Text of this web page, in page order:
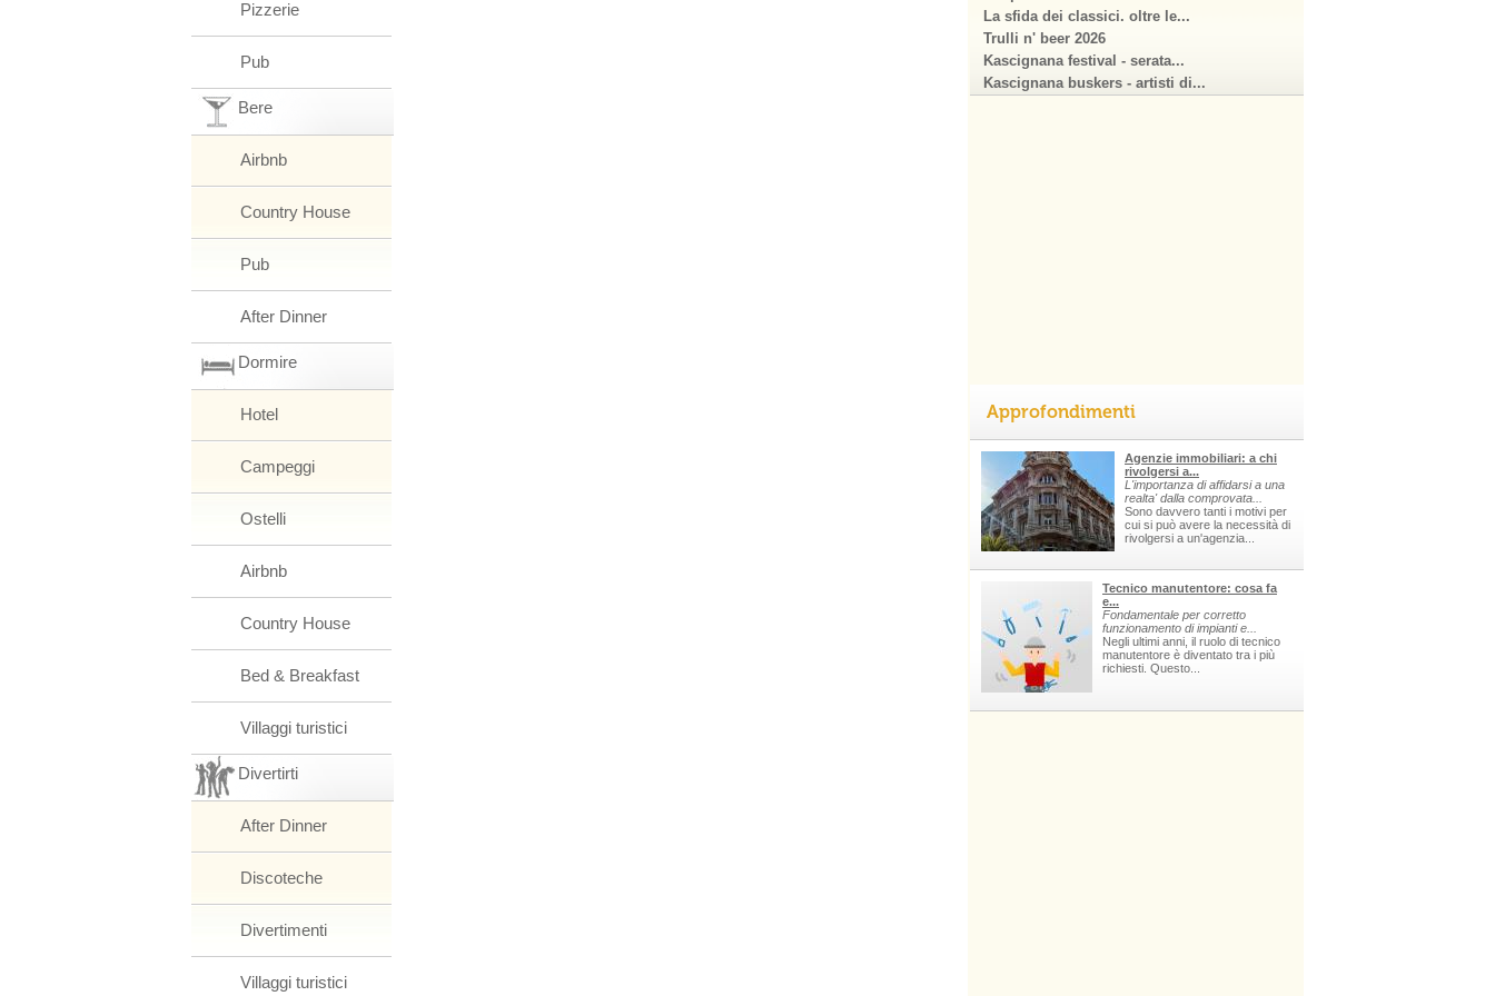
Pizzerie
Pub
Bere
Airbnb
Country House
Pub
After Dinner
Dormire
Hotel
Campeggi
Ostelli
Airbnb
Country House
Bed & Breakfast
Villaggi turistici
Divertirti
After Dinner
Discoteche
Divertimenti
Villaggi turistici
La sfida dei classici. oltre le...
Trulli n' beer 2026
Kascignana festival - serata...
Kascignana buskers - artisti di...
Approfondimenti
Agenzie immobiliari: a chi
rivolgersi a...
L'importanza di affidarsi a una
realta' dalla comprovata...
Sono davvero tanti i motivi per
cui si può avere la necessità di
rivolgersi a un'agenzia...
Tecnico manutentore: cosa fa
e...
Fondamentale per corretto
funzionamento di impianti e...
Negli ultimi anni, il ruolo di tecnico
manutentore è diventato tra i più
richiesti. Questo...